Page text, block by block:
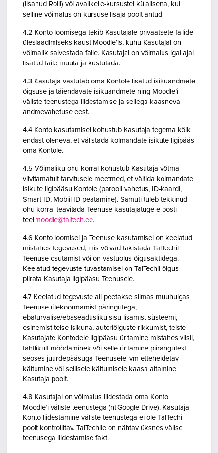
(lisanud Rolli) või avalikel e-kursustel külalisena, kui
selline võimalus on kursuse lisaja poolt antud.
4.2 Konto loomisega tekib Kasutajale privaatsete failide
üleslaadimiseks kaust Moodle’is, kuhu Kasutajal on
võimalik salvestada faile. Kasutajal on võimalus igal ajal
lisatud faile muuta ja kustutada.
4.3 Kasutaja vastutab oma Kontole lisatud isikuandmete
õigsuse ja täiendavate isikuandmete ning Moodle’i
väliste teenustega liidestamise ja sellega kaasneva
andmevahetuse eest.
4.4 Konto kasutamisel kohustub Kasutaja tegema kõik
endast oleneva, et välistada kolmandate isikute ligipääs
oma Kontole.
4.5 Võimaliku ohu korral kohustub Kasutaja võtma
viivitamatult tarvitusele meetmed, et vältida kolmandate
isikute ligipääsu Kontole (parooli vahetus, ID-kaardi,
Smart-ID, Mobiil-ID peatamine). Samuti tuleb tekkinud
ohu korral teavitada Teenuse kasutajatuge e-posti
teel moodle@taltech.ee.
4.6 Konto loomisel ja Teenuse kasutamisel on keelatud
mistahes tegevused, mis võivad takistada TalTechil
Teenuse osutamist või on vastuolus õigusaktidega.
Keelatud tegevuste tuvastamisel on TalTechil õigus
piirata Kasutaja ligipääsu Teenusele.
4.7 Keelatud tegevuste all peetakse silmas muuhulgas
Teenuse ülekoormamist päringutega,
ebaturvalise/ebaseadusliku sisu lisamist süsteemi,
esinemist teise isikuna, autoriõiguste rikkumist, teiste
Kasutajate Kontodele ligipääsu üritamine mistahes viisil,
tahtlikult möödaminek või selle üritamine piirangutest
seoses juurdepääsuga Teenusele, vm etteheidetav
käitumine või sellisele käitumisele kaasa aitamine
Kasutaja poolt.
4.8 Kasutajal on võimalus liidestada oma Konto
Moodle’i väliste teenustega (nt Google Drive). Kasutaja
Konto liidestamine väliste teenustega ei ole TalTechi
poolt kontrollitav. TalTechile on nähtav üksnes välise
teenusega liidestamise fakt.